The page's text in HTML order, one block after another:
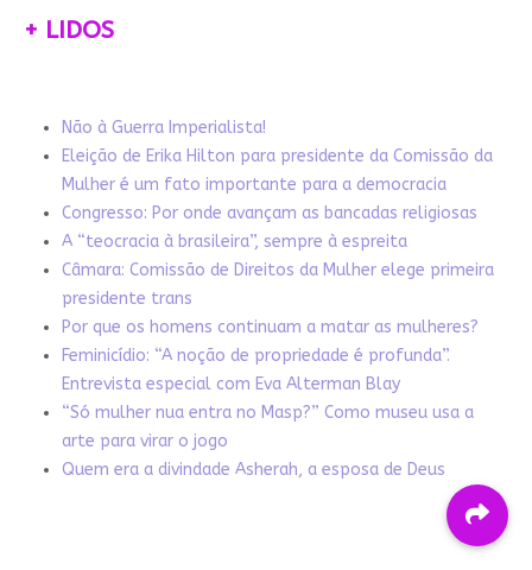
+ LIDOS
Não à Guerra Imperialista!
Eleição de Erika Hilton para presidente da Comissão da
Mulher é um fato importante para a democracia
Congresso: Por onde avançam as bancadas religiosas
A “teocracia à brasileira”, sempre à espreita
Câmara: Comissão de Direitos da Mulher elege primeira
presidente trans
Por que os homens continuam a matar as mulheres?
Feminicídio: “A noção de propriedade é profunda”.
Entrevista especial com Eva Alterman Blay
“Só mulher nua entra no Masp?” Como museu usa a
arte para virar o jogo
Quem era a divindade Asherah, a esposa de Deus